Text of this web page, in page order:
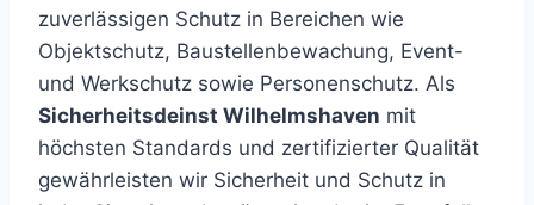
zuverlässigen Schutz in Bereichen wie
Objektschutz, Baustellenbewachung, Event-
und Werkschutz sowie Personenschutz. Als
Sicherheitsdeinst Wilhelmshaven mit
höchsten Standards und zertifizierter Qualität
gewährleisten wir Sicherheit und Schutz in